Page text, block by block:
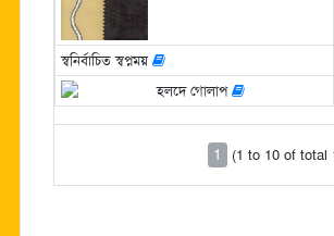
স্বনির্বাচিত স্বপ্নময়
হলদে গোলাপ
1 (1 to 10 of total